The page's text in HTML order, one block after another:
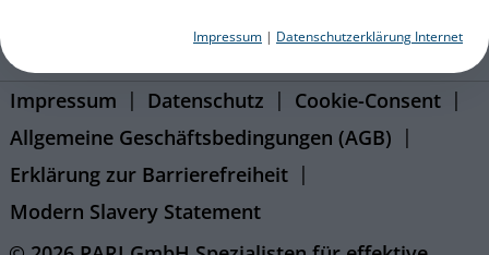
Impressum | Datenschutzerklärung Internet
PARI International
Impressum
Datenschutz
Cookie-Consent
Allgemeine Geschäftsbedingungen (AGB)
Erklärung zur Barrierefreiheit
Modern Slavery Statement